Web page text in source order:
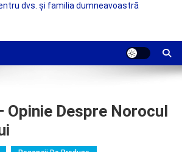
dvs. și familia dumneavoastră
Opinie Despre Norocul